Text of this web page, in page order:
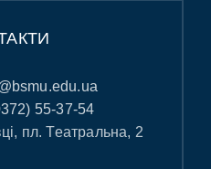
55-37-54
пл. Театральна, 2